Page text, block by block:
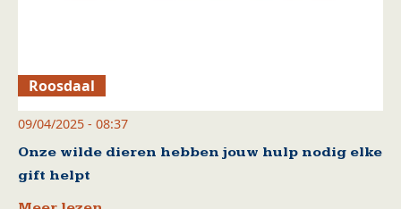
Roosdaal
09/04/2025 - 08:37
Onze wilde dieren hebben jouw hulp nodig elke
gift helpt